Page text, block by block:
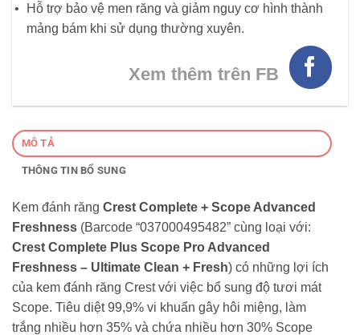
Hỗ trợ bảo vệ men răng và giảm nguy cơ hình thành
mảng bám khi sử dụng thường xuyên.
Xem thêm trên FB
MÔ TẢ
THÔNG TIN BỔ SUNG
Kem đánh răng Crest Complete + Scope Advanced
Freshness (Barcode “037000495482” cùng loại với:
Crest Complete Plus Scope Pro Advanced
Freshness – Ultimate Clean + Fresh) có những lợi ích
của kem đánh răng Crest với việc bổ sung độ tươi mát
Scope. Tiêu diệt 99,9% vi khuẩn gây hôi miệng, làm
trắng nhiều hơn 35% và chứa nhiều hơn 30% Scope